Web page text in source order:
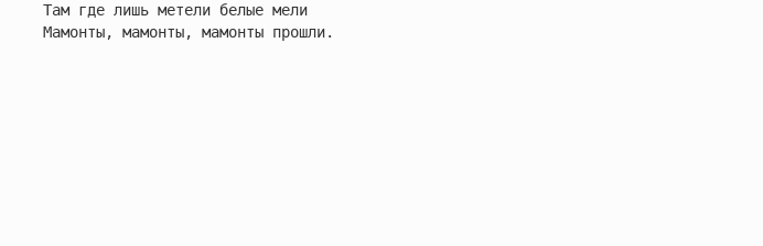
Там где лишь метели белые мели
Мамонты, мамонты, мамонты прошли.